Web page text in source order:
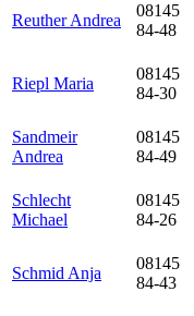
Reuther Andrea
08145
84-48
Riepl Maria
08145
84-30
Sandmeir
Andrea
08145
84-49
Schlecht
Michael
08145
84-26
Schmid Anja
08145
84-43